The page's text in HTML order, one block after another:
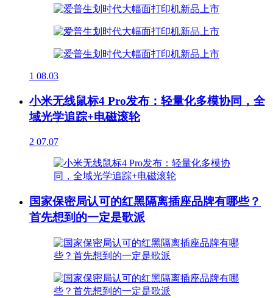
1 08.03
小米无线鼠标4 Pro发布：轻量化多模协同，全
域光学追踪+电磁滚轮
2 07.07
国家保密局认可的红黑隔离插座品牌有哪些？
首先想到的一定是歌派